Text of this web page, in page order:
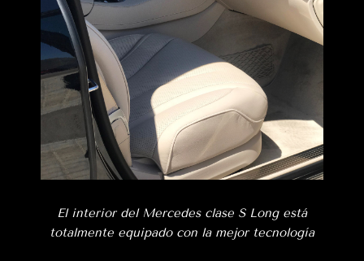
El interior del Mercedes clase S Long está
totalmente equipado con la mejor tecnología